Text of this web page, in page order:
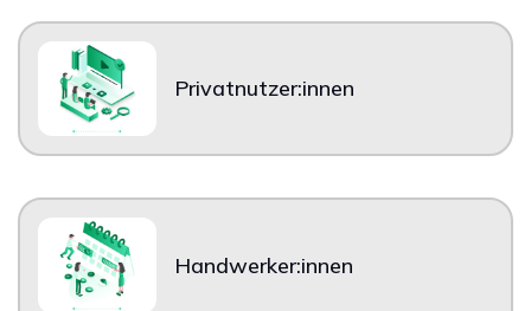
Privatnutzer:innen
Handwerker:innen